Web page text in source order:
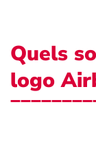
Quels
logo